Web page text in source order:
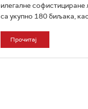
илегалне софистициране
са укупно 180 биљака,
Прочитај